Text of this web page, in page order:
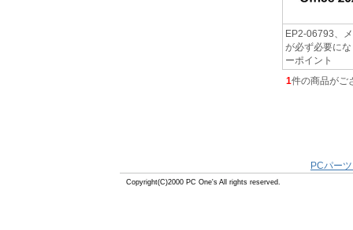
EP2-06793、
が必ず必要に
ーポイント
1件の商品がご
PCパー
Copyright(C)2000 PC One's All rights reserved.